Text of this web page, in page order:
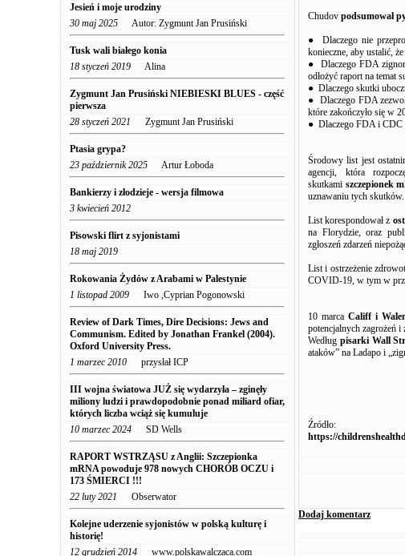
Jesień i moje urodziny
30 maj 2025 Autor: Zygmunt Jan Prusiński
Tusk wali białego konia
18 styczeń 2019 Alina
Zygmunt Jan Prusiński NIEBIESKI BLUES - część
pierwsza
28 styczeń 2021 Zygmunt Jan Prusiński
Ptasia grypa?
23 październik 2025 Artur Łoboda
Bankierzy i złodzieje - wersja filmowa
3 kwiecień 2012
Pisowski flirt z syjonistami
18 maj 2019
Rokowania Żydów z Arabami w Palestynie
1 listopad 2009 Iwo ,Cyprian Pogonowski
Review of Dark Times, Dire Decisions: Jews and
Communism. Edited by Jonathan Frankel (2004).
Oxford University Press.
1 marzec 2010 przysłał ICP
III wojna światowa JUŻ się wydarzyła – zginęły
miliony ludzi i prawdopodobnie ponad miliard ofiar,
których liczba wciąż się kumuluje
10 marzec 2024 SD Wells
RAPORT WSTRZĄSU z Anglii: Szczepionka
mRNA powoduje 978 nowych CHORÓB OCZU i
173 ŚMIERCI !!!
22 luty 2021 Obserwator
Kolejne uderzenie syjonistów w polską kulturę i
historię!
12 grudzień 2014 www.polskawalczaca.com
Chudov podsumował
● Dlaczego nie
konieczne, aby ustalić,
● Dlaczego FDA
odłożyć raport na temat
● Dlaczego skutki
● Dlaczego FDA
które zakończyło się w
● Dlaczego FDA i CDC
Środowy list jest
agencji, która
skutkami szczepionek
uznawaniu tych skutków.
List korespondował z
na Florydzie, oraz
zgłoszeń zdarzeń
List i ostrzeżenie
COVID-19, w tym w
10 marca Califf i
potencjalnych zagrożeń i
Według pisarki Wall
ataków” na Ladapo i
Źródło:
https://
Dodaj komentarz